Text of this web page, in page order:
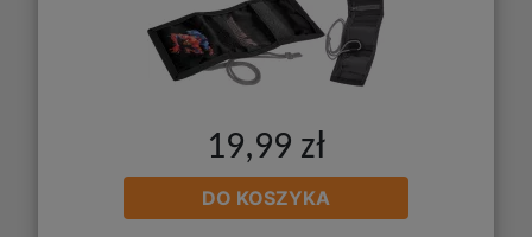
19,99 zł
DO KOSZYKA